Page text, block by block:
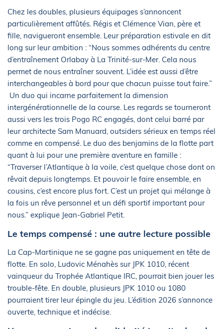
Chez les doubles, plusieurs équipages s’annoncent
particulièrement affûtés. Régis et Clémence Vian, père et
fille, navigueront ensemble. Leur préparation estivale en dit
long sur leur ambition : “Nous sommes adhérents du centre
d’entraînement Orlabay à La Trinité-sur-Mer. Cela nous
permet de nous entraîner souvent. L’idée est aussi d’être
interchangeables à bord pour que chacun puisse tout faire.”
Un duo qui incarne parfaitement la dimension
intergénérationnelle de la course. Les regards se tourneront
aussi vers les trois Pogo RC engagés, dont celui barré par
leur architecte Sam Manuard, outsiders sérieux en temps réel
comme en compensé. Le duo des benjamins de la flotte part
quant à lui pour une première aventure en famille :
“Traverser l’Atlantique à la voile, c’est quelque chose dont on
rêvait depuis longtemps. Et pouvoir le faire ensemble, en
cousins, c’est encore plus fort. C’est un projet qui mélange à
la fois un rêve personnel et un défi sportif important pour
nous.” explique Jean-Gabriel Petit.
Le temps compensé : une autre lecture possible
La Cap-Martinique ne se gagne pas uniquement en tête de
flotte. En solo, Ludovic Ménahès sur JPK 1010, récent
vainqueur du Trophée Atlantique IRC, pourrait bien jouer les
trouble-fête. En double, plusieurs JPK 1010 ou 1080
pourraient tirer leur épingle du jeu. L’édition 2026 s’annonce
ouverte, technique et indécise.